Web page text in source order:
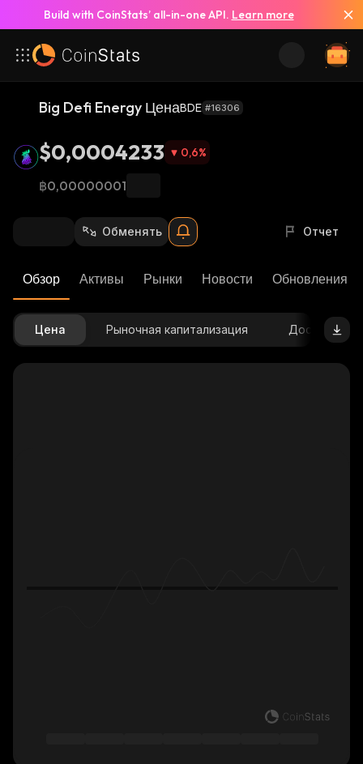
Build with CoinStats’ all-in-one API. Learn more
Big Defi Energy ЦенаBDE #16306
$0,0004233 0,6%
฿0,00000001
Обменять Отчет
Обзор Активы Рынки Новости Обновления
Цена Рыночная капитализация Доступное